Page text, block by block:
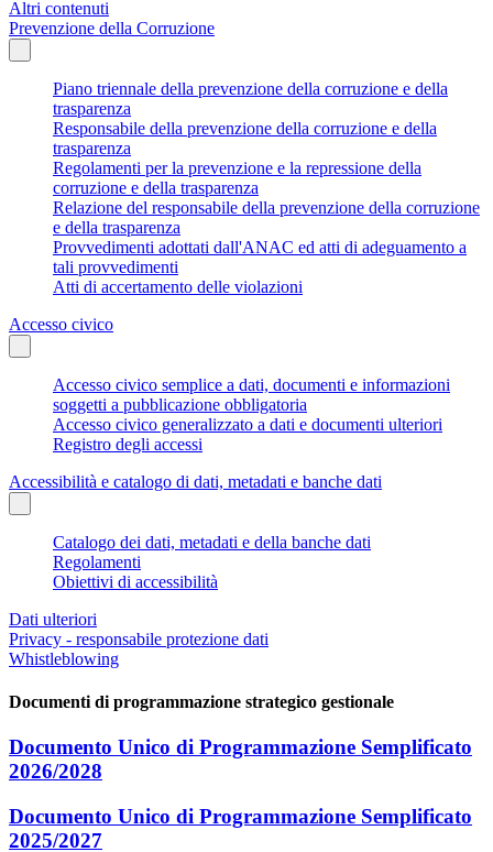
Altri contenuti
Prevenzione della Corruzione
Piano triennale della prevenzione della corruzione e della
trasparenza
Responsabile della prevenzione della corruzione e della
trasparenza
Regolamenti per la prevenzione e la repressione della
corruzione e della trasparenza
Relazione del responsabile della prevenzione della corruzione
e della trasparenza
Provvedimenti adottati dall'ANAC ed atti di adeguamento a
tali provvedimenti
Atti di accertamento delle violazioni
Accesso civico
Accesso civico semplice a dati, documenti e informazioni
soggetti a pubblicazione obbligatoria
Accesso civico generalizzato a dati e documenti ulteriori
Registro degli accessi
Accessibilità e catalogo di dati, metadati e banche dati
Catalogo dei dati, metadati e della banche dati
Regolamenti
Obiettivi di accessibilità
Dati ulteriori
Privacy - responsabile protezione dati
Whistleblowing
Documenti di programmazione strategico gestionale
Documento Unico di Programmazione Semplificato
2026/2028
Documento Unico di Programmazione Semplificato
2025/2027